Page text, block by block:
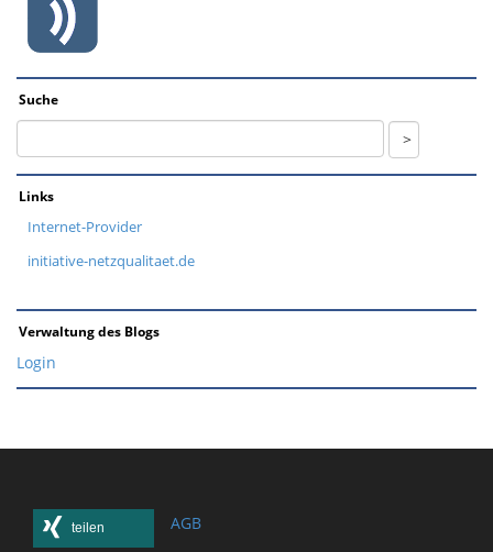
Suche
Links
Internet-Provider
initiative-netzqualitaet.de
Verwaltung des Blogs
Login
teilen
AGB